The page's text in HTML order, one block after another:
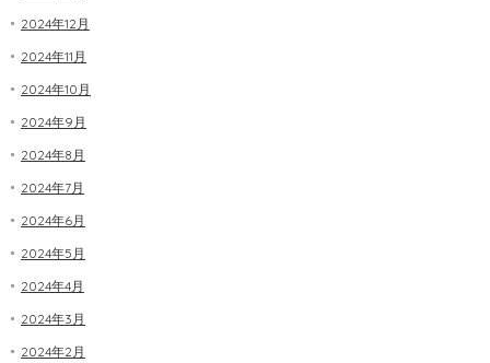
2024年12月
2024年11月
2024年10月
2024年9月
2024年8月
2024年7月
2024年6月
2024年5月
2024年4月
2024年3月
2024年2月